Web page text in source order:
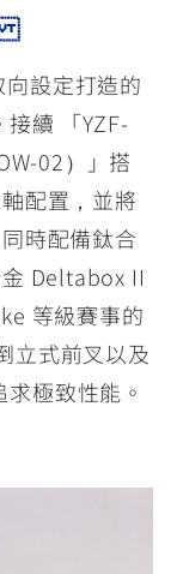
設定打造的
續 「YZF-
02）」搭
配置，並將
時配備鈦合
Deltabox II
等級賽事的
立式前叉以及
極致性能。